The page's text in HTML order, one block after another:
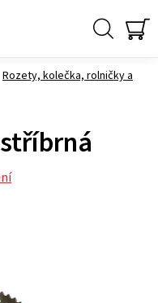
Rozety, kolečka, rolničky a